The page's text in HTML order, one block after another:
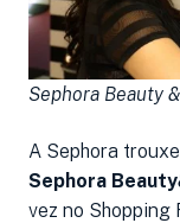
Sephora Beauty
A Sephora
Sephora
vez no Shopping